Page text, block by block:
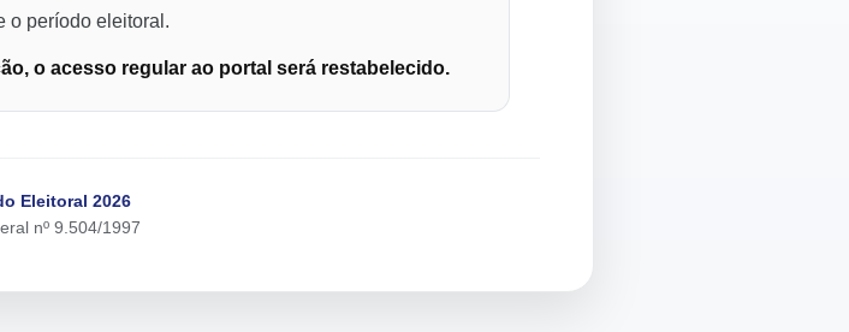
o período eleitoral.
o acesso regular ao portal será restabelecido.
Eleitoral 2026
nº 9.504/1997